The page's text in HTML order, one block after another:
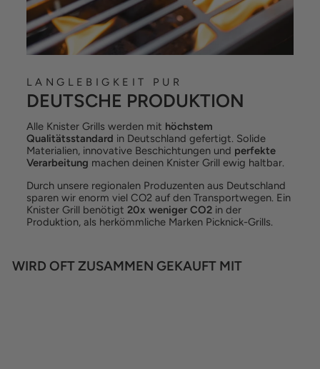
LANGLEBIGKEIT PUR
DEUTSCHE PRODUKTION
Alle Knister Grills werden mit höchstem
Qualitätsstandard in Deutschland gefertigt. Solide
Materialien, innovative Beschichtungen und perfekte
Verarbeitung machen deinen Knister Grill ewig haltbar.
Durch unsere regionalen Produzenten aus Deutschland
sparen wir enorm viel CO2 auf den Transportwegen. Ein
Knister Grill benötigt 20x weniger CO2 in der
Produktion, als herkömmliche Marken Picknick-Grills.
WIRD OFT ZUSAMMEN GEKAUFT MIT